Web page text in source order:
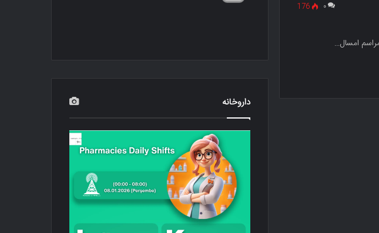
۰ 176
امسال…
داروخانه